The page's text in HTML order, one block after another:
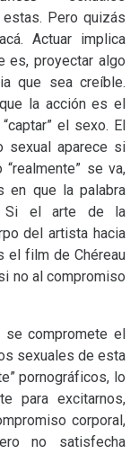
Pero quizás
Actuar implica
es, proyectar algo
que sea creíble.
la acción es el
el sexo. El
sexual aparece si
se va,
en que la palabra
Si el arte de la
del artista hacia
el film de Chéreau
no al compromiso
se compromete el
sexuales de esta
pornográficos, lo
para excitarnos,
corporal,
no satisfecha